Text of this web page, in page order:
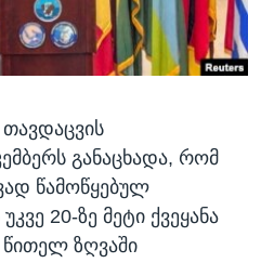
განაცხადა, რომ
წამოწყებულ
20-ზე მეტი ქვეყანა
წითელ ზღვაში